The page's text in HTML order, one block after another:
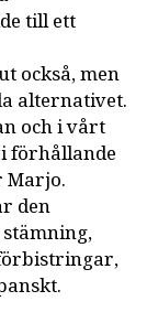
till ett
också, men
alternativet.
och i vårt
förhållande
Marjo.
den